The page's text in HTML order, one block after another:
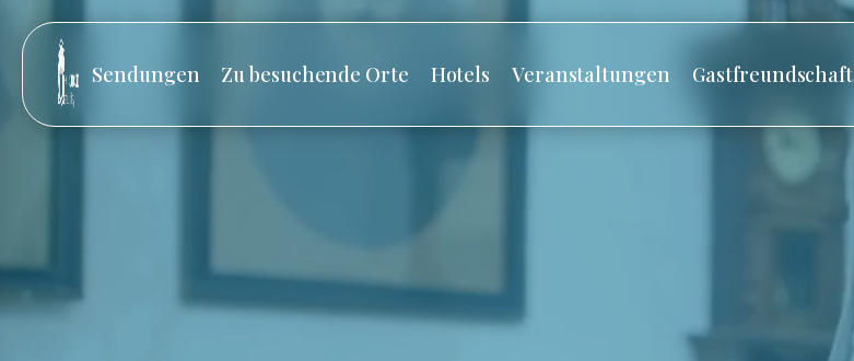
Sendungen Zu besuchende Orte Hotels Veranstaltungen Gastfreundschaft